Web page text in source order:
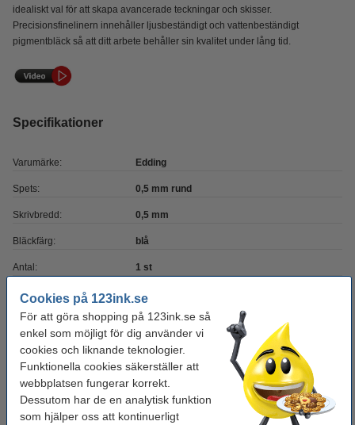
Cookies på 123ink.se
För att göra shopping på 123ink.se så
enkel som möjligt för dig använder vi
cookies och liknande teknologier.
Funktionella cookies säkerställer att
webbplatsen fungerar korrekt.
Dessutom har de en analytisk funktion
som hjälper oss att kontinuerligt
idealiskt val för att skapa avancerade teckningar och skisser.
Precisionsfinelinern innehåller ljusbeständigt och vattenbeständigt
pigmentbläck så att ditt arbete behåller sin kvalitet under lång tid.
Specifikationer
Varumärke: Edding
Spets: 0,5 mm rund
Skrivbredd: 0,5 mm
Bläckfärg: blå
Antal: 1 st
Vårt artikelnr: 239235
Nummer: 1800
Glöm inte att beställa!
Millimeterblock A4 | 80g | 123ink | 25 ark